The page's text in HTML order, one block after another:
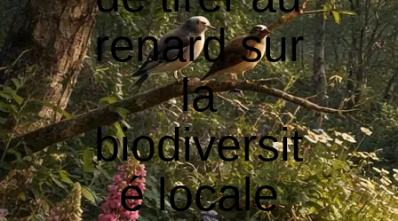
renard sur
la
biodiversit
é locale